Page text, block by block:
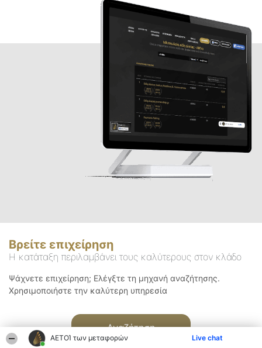
ΑΕΤΟΊ των μεταφορών Live chat
Βρείτε επιχείρηση
Η κατάταξη περιλαμβάνει τους καλύτερους στον κλάδο
Ψάχνετε επιχείρηση; Ελέγξτε τη μηχανή αναζήτησης.
Χρησιμοποιήστε την καλύτερη υπηρεσία
Αναζήτηση